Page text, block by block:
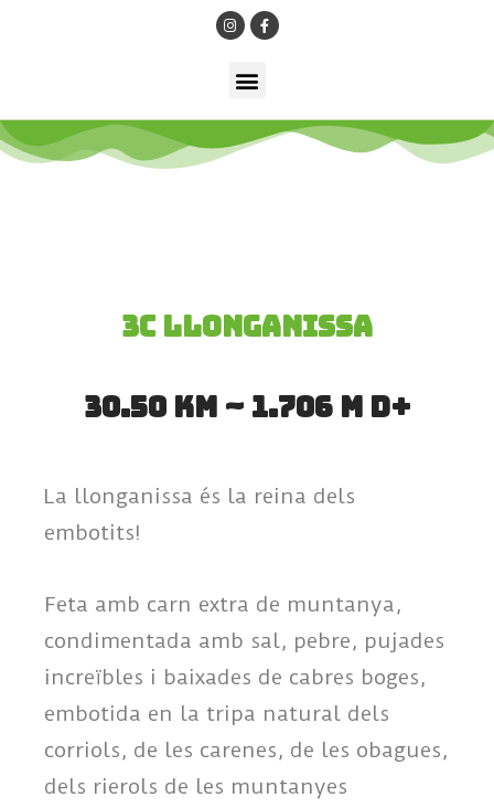
3C llonganissa
30.50 km ~ 1.706 m D+
La llonganissa és la reina dels
embotits!
Feta amb carn extra de muntanya,
condimentada amb sal, pebre, pujades
increïbles i baixades de cabres boges,
embotida en la tripa natural dels
corriols, de les carenes, de les obagues,
dels rierols de les muntanyes